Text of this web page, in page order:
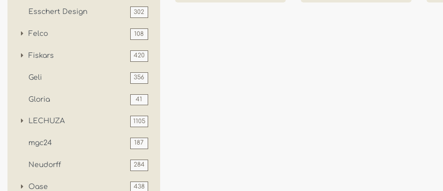
Esschert Design 302
Felco 108
Fiskars 420
Geli 356
Gloria 41
LECHUZA 1105
mgc24 187
Neudorff 284
Oase 438